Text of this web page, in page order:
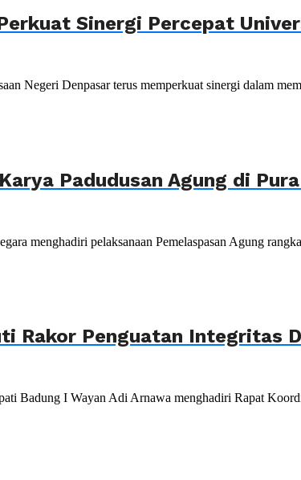
Sinergi Percepat
Negeri Denpasar terus memperkuat sinergi dalam
Padudusan Agung di
menghadiri pelaksanaan Pemelaspasan Agung
Rakor Penguatan Integritas
Badung I Wayan Adi Arnawa menghadiri Rapat